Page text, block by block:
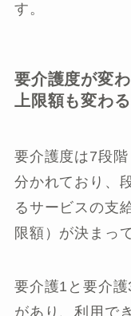
す。
要介護度が変
上限額も変わる
要介護度は7段
分かれており、
るサービスの支
限額）が決まっ
要介護1と要介
があり、利用で